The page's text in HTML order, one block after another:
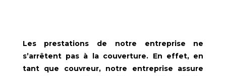
Les prestations de notre entreprise ne
s’arrêtent pas à la couverture. En effet, en
tant que couvreur, notre entreprise assure